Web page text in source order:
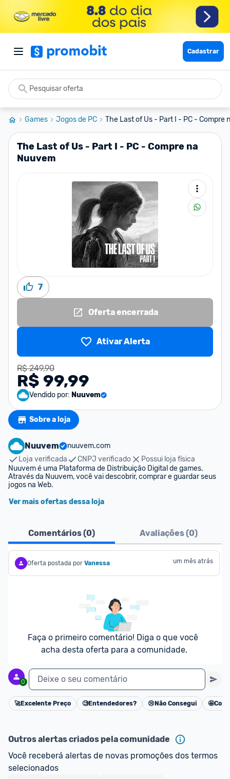
Cadastrar
Games Jogos de PC The Last of Us - Part I - PC - Compre
The Last of Us - Part I - PC - Compre na
Nuuvem
7
Oferta encerrada
Ativar Alerta
R$ 249,90
R$ 99,99
Vendido por: Nuuvem
Sobre a loja
Nuuvem
nuuvem.com
Loja verificada
CNPJ verificado
Possui loja física
Nuuvem é uma Plataforma de Distribuição Digital de games.
Através da Nuuvem, você vai descobrir, comprar e guardar seus
jogos na Web.
Ver mais ofertas dessa loja
Comentários (0) Avaliações (0)
Oferta postada por Vanessa um mês atrás
Faça o primeiro comentário! Diga o que você
acha desta oferta para a comunidade.
0 Deixe o seu comentário
Cancelar
🚀Excelente Preço 🧐Entendedores? 😢 Não Consegui 🤩
Outros alertas criados pela comunidade
Você receberá alertas de novas promoções dos termos
selecionados